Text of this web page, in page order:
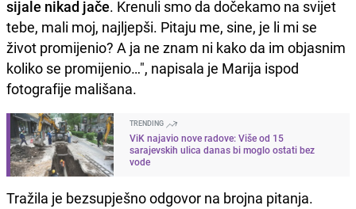
sijale nikad jače. Krenuli smo da dočekamo na svijet
tebe, mali moj, najljepši. Pitaju me, sine, je li mi se
život promijenio? A ja ne znam ni kako da im objasnim
koliko se promijenio…", napisala je Marija ispod
fotografije mališana.
TRENDING
ViK najavio nove radove: Više od 15
sarajevskih ulica danas bi moglo ostati bez
vode
Tražila je bezsupješno odgovor na brojna pitanja.